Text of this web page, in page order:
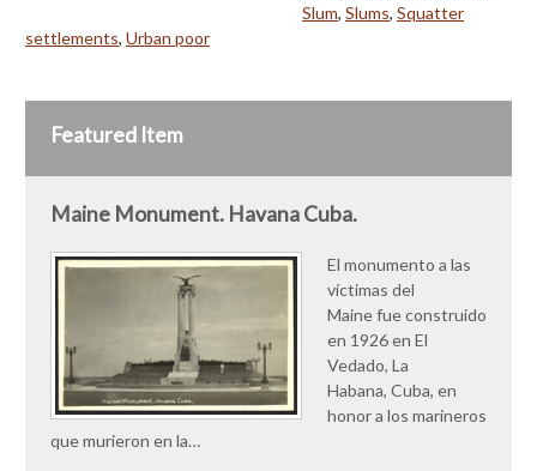
Slum, Slums, Squatter
settlements, Urban poor
Featured Item
Maine Monument. Havana Cuba.
El monumento a las
víctimas del
Maine fue construido
en 1926 en El
Vedado, La
Habana, Cuba, en
honor a los marineros
que murieron en la…